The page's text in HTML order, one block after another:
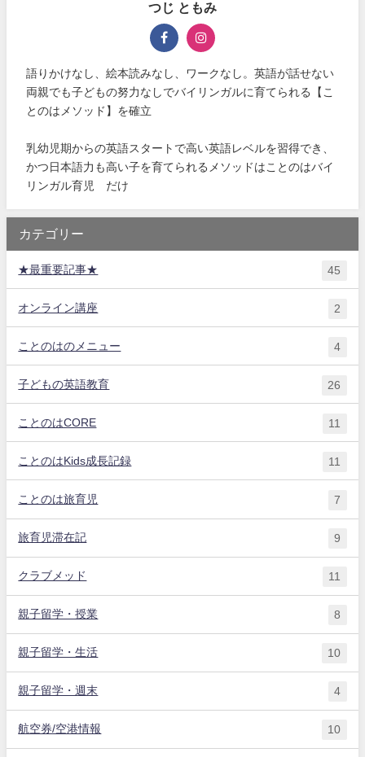
つじ ともみ
語りかけなし、絵本読みなし、ワークなし。英語が話せない
両親でも子どもの努力なしでバイリンガルに育てられる【こ
とのはメソッド】を確立
乳幼児期からの英語スタートで高い英語レベルを習得でき、
かつ日本語力も高い子を育てられるメソッドはことのはバイ
リンガル育児®だけ
カテゴリー
★最重要記事★ 45
オンライン講座 2
ことのはのメニュー 4
子どもの英語教育 26
ことのはCORE 11
ことのはKids成長記録 11
ことのは旅育児 7
旅育児滞在記 9
クラブメッド 11
親子留学・授業 8
親子留学・生活 10
親子留学・週末 4
航空券/空港情報 10